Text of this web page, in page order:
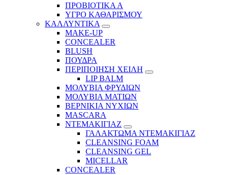
ΠΡΟΒΙΟΤΙΚΑ Α
ΥΓΡΟ ΚΑΘΑΡΙΣΜΟΥ
ΚΑΛΛΥΝΤΙΚΑ
MAKE-UP
CONCEALER
BLUSH
ΠΟΥΔΡΑ
ΠΕΡΙΠΟΙΗΣΗ ΧΕΙΛΗ
LIP BALM
ΜΟΛΥΒΙΑ ΦΡΥΔΙΩΝ
ΜΟΛΥΒΙΑ ΜΑΤΙΩΝ
ΒΕΡΝΙΚΙΑ ΝΥΧΙΩΝ
MASCARA
ΝΤΕΜΑΚΙΓΙΑΖ
ΓΑΛΑΚΤΩΜΑ ΝΤΕΜΑΚΙΓΙΑΖ
CLEANSING FOAM
CLEANSING GEL
MICELLAR
CONCEALER